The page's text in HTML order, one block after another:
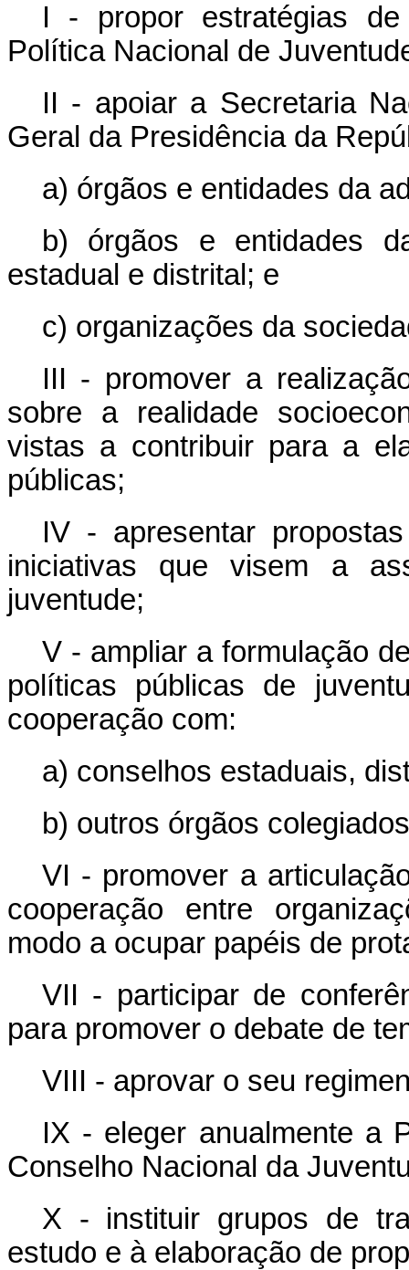
I - propor estratégias de
Política Nacional de
II - apoiar a Secretaria
Geral da Presidência da
a) órgãos e entidades da
b) órgãos e entidades
estadual e distrital; e
c) organizações da
III - promover a
sobre a realidade
vistas a contribuir para a
públicas;
IV - apresentar
iniciativas que visem a
juventude;
V - ampliar a formulação
políticas públicas de
cooperação com:
a) conselhos estaduais,
b) outros órgãos
VI - promover a
cooperação entre
modo a ocupar papéis de
VII - participar de
para promover o debate de
VIII - aprovar o seu
IX - eleger anualmente a
Conselho Nacional da
X - instituir grupos de
estudo e à elaboração de